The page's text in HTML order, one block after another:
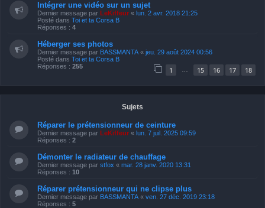
Intégrer une vidéo sur un sujet
Dernier message par LeKiffeur « lun. 2 avr. 2018 21:25
Posté dans Toi et ta Corsa B
Réponses : 4
Héberger ses photos
Dernier message par BASSMANTA « jeu. 29 août 2024 00:56
Posté dans Toi et ta Corsa B
Réponses : 255 1 15 16 17 18
Sujets
Réparer le prétensionneur de ceinture
Dernier message par LeKiffeur « lun. 7 juil. 2025 09:59
Réponses : 2
Démonter le radiateur de chauffage
Dernier message par stfox « mar. 28 janv. 2020 13:31
Réponses : 10
Réparer prétensionneur qui ne clipse plus
Dernier message par BASSMANTA « ven. 27 déc. 2019 23:18
Réponses : 5